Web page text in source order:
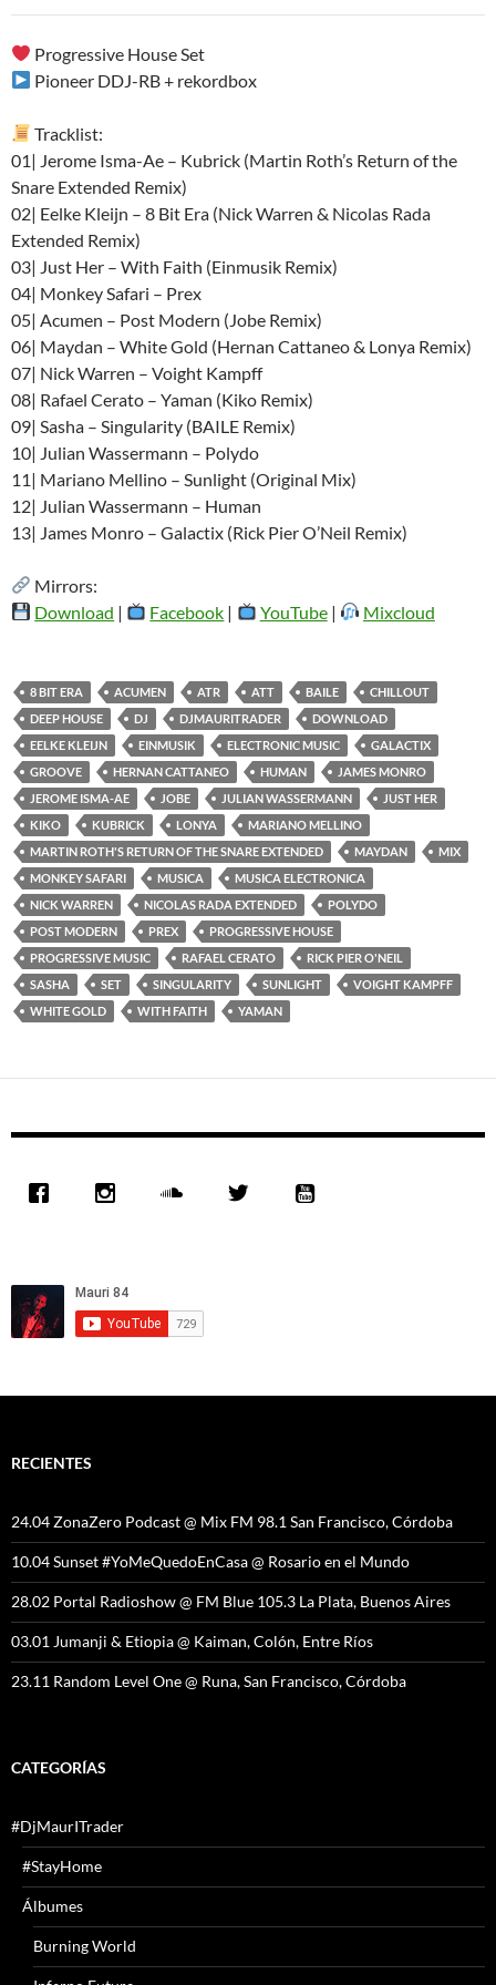
audio
Progressive House Set
Pioneer DDJ-RB + rekordbox
Tracklist:
01| Jerome Isma-Ae – Kubrick (Martin Roth’s Return of the
Snare Extended Remix)
02| Eelke Kleijn – 8 Bit Era (Nick Warren & Nicolas Rada
Extended Remix)
03| Just Her – With Faith (Einmusik Remix)
04| Monkey Safari – Prex
05| Acumen – Post Modern (Jobe Remix)
06| Maydan – White Gold (Hernan Cattaneo & Lonya Remix)
07| Nick Warren – Voight Kampff
08| Rafael Cerato – Yaman (Kiko Remix)
09| Sasha – Singularity (BAILE Remix)
10| Julian Wassermann – Polydo
11| Mariano Mellino – Sunlight (Original Mix)
12| Julian Wassermann – Human
13| James Monro – Galactix (Rick Pier O’Neil Remix)
Mirrors:
Download | Facebook | YouTube| Mixcloud
8 BIT ERA ACUMEN ATR ATT BAILE
CHILLOUT
DEEP HOUSE
DJ DJMAURITRADER
DOWNLOAD
EELKE KLEIJN
EINMUSIK ELECTRONIC MUSIC
GALACTIX
GROOVE
HERNAN CATTANEO HUMAN
JAMES MONRO
JEROME ISMA-AE
JOBE JULIAN WASSERMANN
JUST HER
KIKO
KUBRICK LONYA
MARIANO MELLINO
MARTIN ROTH'S RETURN OF THE SNARE EXTENDED
MAYDAN
MIX
MONKEY SAFARI
MUSICA
MUSICA ELECTRONICA
NICK WARREN
NICOLAS RADA EXTENDED
POLYDO
POST MODERN
PREX
PROGRESSIVE HOUSE
PROGRESSIVE MUSIC
RAFAEL CERATO
RICK PIER O'NEIL
SASHA
SET SINGULARITY SUNLIGHT
VOIGHT KAMPFF
WHITE GOLD
WITH FAITH YAMAN
RECIENTES
24.04 ZonaZero Podcast @ Mix FM 98.1 San Francisco, Córdoba
10.04 Sunset #YoMeQuedoEnCasa @ Rosario en el Mundo
28.02 Portal Radioshow @ FM Blue 105.3 La Plata, Buenos Aires
03.01 Jumanji & Etiopia @ Kaiman, Colón, Entre Ríos
23.11 Random Level One @ Runa, San Francisco, Córdoba
CATEGORÍAS
#DjMaurITrader
#StayHome
Álbumes
Burning World